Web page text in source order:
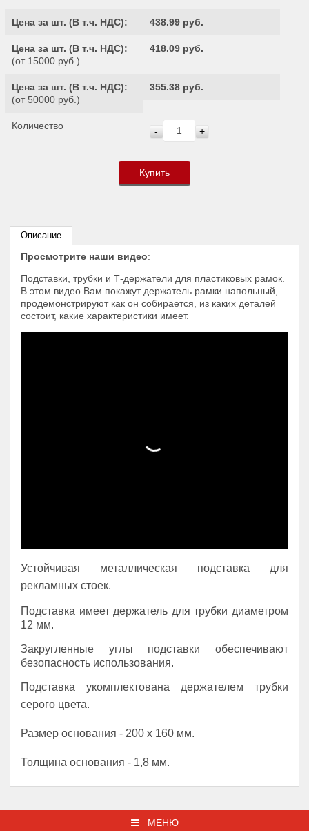
Цена за шт. (В т.ч. НДС): 438.99 руб.
Цена за шт. (В т.ч. НДС):
(от 15000 руб.)
418.09 руб.
Цена за шт. (В т.ч. НДС):
(от 50000 руб.)
355.38 руб.
Количество - +
Купить
Описание
Просмотрите наши видео:
Подставки, трубки и Т-держатели для пластиковых рамок.
В этом видео Вам покажут держатель рамки напольный,
продемонстрируют как он собирается, из каких деталей
состоит, какие характеристики имеет.
Устойчивая металлическая подставка для
рекламных стоек.
Подставка имеет держатель для трубки диаметром
12 мм.
Закругленные углы подставки обеспечивают
безопасность использования.
Подставка укомплектована держателем трубки
серого цвета.
Размер основания - 200 x 160 мм.
Толщина основания - 1,8 мм.
МЕНЮ